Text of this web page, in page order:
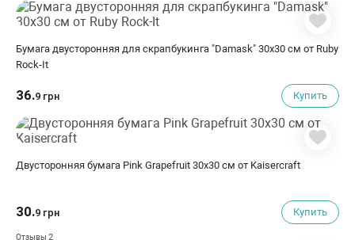
Бумага двусторонняя для скрапбукинга "Damask" 30х30 см от Ruby
Rock-It
36.9 грн Купить
Двусторонняя бумага Pink Grapefruit 30х30 см от Kaisercraft
30.9 грн Купить
Отзывы 2